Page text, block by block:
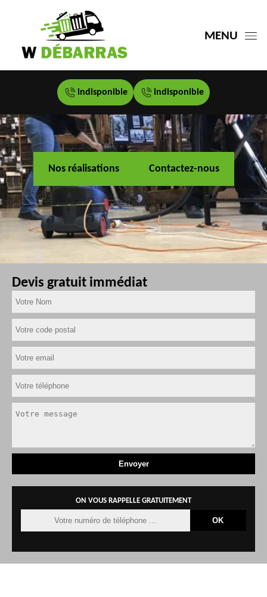
MENU
indisponible indisponible
Nos réalisations Contactez-nous
Devis gratuit immédiat
ON VOUS RAPPELLE GRATUITEMENT